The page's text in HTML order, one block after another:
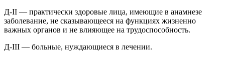
Д-II — практически здоровые лица, имеющие в анамнезе
заболевание, не сказывающееся на функциях жизненно
важных органов и не влияющее на трудоспособность.
Д-III — больные, нуждающиеся в лечении.